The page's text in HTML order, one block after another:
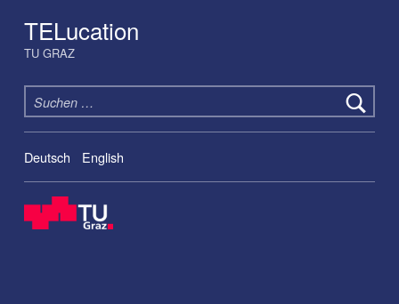
TELucation
TU GRAZ
Suchen nach:
Deutsch English